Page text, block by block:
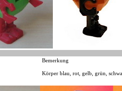
Bemerkung
Körper blau, rot, gelb, grün,